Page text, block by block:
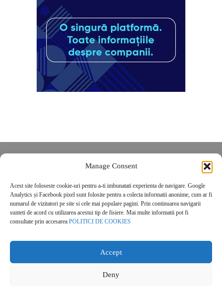
Manage Consent
Acest site foloseste cookie-uri pentru a-ti imbunatati experienta de navigare. Google
Analytics și Facebook pixel sunt folosite pentru a colecta informatii anonime, cum ar fi
numarul de vizitatori pe site si cele mai populare pagini. Prin continuarea navigarii
sunteti de acord cu utilizarea acestui tip de fisiere. Mai multe informatii pot fi
consultate prin accesarea POLITICI DE COOKIES
Accept
Deny
POLITICĂ DE CONFIDENȚIALITATE
Politica de cookies
© 2026 Real Estate Magazine. All Rights Reserved.